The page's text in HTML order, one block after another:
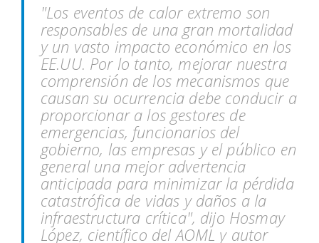
"Los eventos de calor extremo son
responsables de una gran mortalidad
y un vasto impacto económico en los
EE.UU. Por lo tanto, mejorar nuestra
comprensión de los mecanismos que
causan su ocurrencia debe conducir a
proporcionar a los gestores de
emergencias, funcionarios del
gobierno, las empresas y el público en
general una mejor advertencia
anticipada para minimizar la pérdida
catastrófica de vidas y daños a la
infraestructura crítica", dijo Hosmay
López, científico del AOML y autor